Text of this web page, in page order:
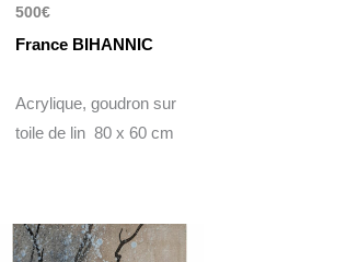
500€
France BIHANNIC
Acrylique, goudron sur
toile de lin 80 x 60 cm